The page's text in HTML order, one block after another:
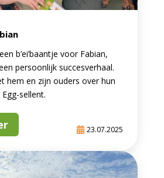
b’ei’baantje voor Fabian,
persoonlijk succesverhaal.
hem en zijn ouders over hun
sellent.
23.07.2025